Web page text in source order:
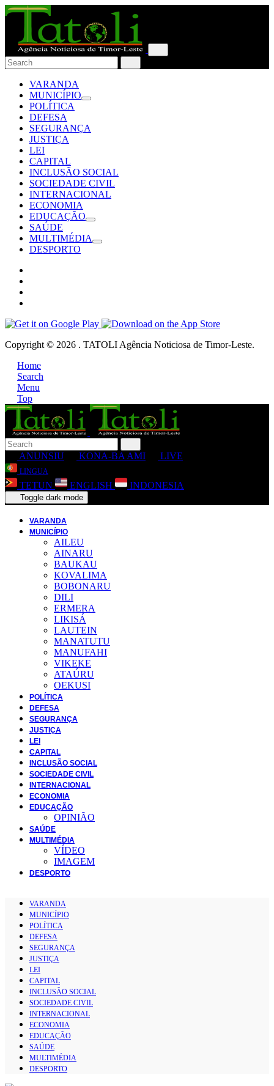
VARANDA
MUNICÍPIO
POLÍTICA
DEFESA
SEGURANÇA
JUSTIÇA
LEI
CAPITAL
INCLUSÃO SOCIAL
SOCIEDADE CIVIL
INTERNACIONAL
ECONOMIA
EDUCAÇÃO
SAÚDE
MULTIMÉDIA
DESPORTO
Copyright © 2026 . TATOLI Agência Noticiosa de Timor-Leste.
Home
Search
Menu
Top
ANUNSIU KONA-BA AMI LIVE
LINGUA
TETUN ENGLISH INDONESIA
Toggle dark mode
VARANDA
MUNICÍPIO
AILEU
AINARU
BAUKAU
KOVALIMA
BOBONARU
DILI
ERMERA
LIKISÁ
LAUTEIN
MANATUTU
MANUFAHI
VIKEKE
ATAÚRU
OEKUSI
POLÍTICA
DEFESA
SEGURANÇA
JUSTIÇA
LEI
CAPITAL
INCLUSÃO SOCIAL
SOCIEDADE CIVIL
INTERNACIONAL
ECONOMIA
EDUCAÇÃO
OPINIÃO
SAÚDE
MULTIMÉDIA
VÍDEO
IMAGEM
DESPORTO
VARANDA
MUNICÍPIO
POLÍTICA
DEFESA
SEGURANÇA
JUSTIÇA
LEI
CAPITAL
INCLUSÃO SOCIAL
SOCIEDADE CIVIL
INTERNACIONAL
ECONOMIA
EDUCAÇÃO
SAÚDE
MULTIMÉDIA
DESPORTO